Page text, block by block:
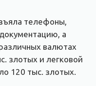
телефоны,
а
валютах
злотых и легковой
120 тыс. злотых.